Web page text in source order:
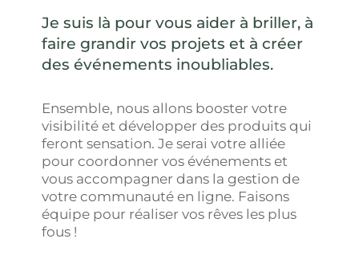
Je suis là pour vous aider à briller, à
faire grandir vos projets et à créer
des événements inoubliables.
Ensemble, nous allons booster votre
visibilité et développer des produits qui
feront sensation. Je serai votre alliée
pour coordonner vos événements et
vous accompagner dans la gestion de
votre communauté en ligne. Faisons
équipe pour réaliser vos rêves les plus
fous !